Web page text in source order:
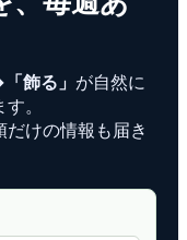
飾る」 が自然に
。
けの情報も届き